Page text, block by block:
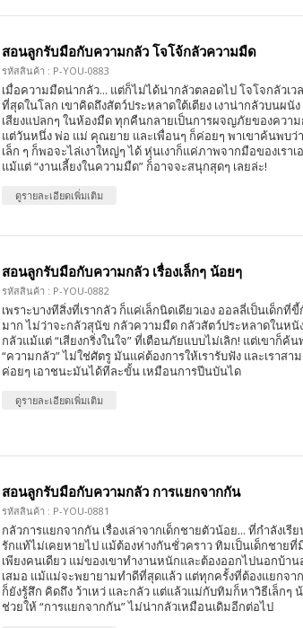
สอนลูกรับมือกับความกลัว โจโจ้กลัวความมืด
รหัสสินค้า : P-YOU-0883
เมื่อความมืดน่ากลัว... แต่ก็ไม่ได้น่ากลัวตลอดไป โจโจกลัวเว
ที่สุดในโลก เขาคิดถึงสัตว์ประหลาดใต้เตียง เงาน่ากลัวบนผนั
เสียงแปลกๆ ในห้องมืด ทุกคืนกลายเป็นการผจญภัยของความ
แต่วันหนึ่ง พ่อ แม่ คุณยาย และเพื่อนๆ ก็ค่อยๆ พาเขาค้นพบว่า
เล็ก ๆ ก็พอจะไล่เงาใหญ่ๆ ได้ หุ่นเงาก็แค่ภาพจากมือของเราเ
แม้แต่ “งานเลี้ยงในความมืด” ก็อาจจะสนุกสุดๆ เลยล่ะ!
ดูรายละเอียดเพิ่มเติม
สอนลูกรับมือกับความกลัว เรื่องเล็กๆ น้อยๆ
รหัสสินค้า : P-YOU-0882
เพราะบางทีสิ่งที่เรากลัว ก็แค่เล็กนิดเดียวเอง ออลลี่เป็นเด็กที่ขี้
มาก ไม่ว่าจะกลัวสุนัข กลัวความมืด กลัวสัตว์ประหลาดในหนั
กลัวแม้แต่ “เสียงกริ่งในใจ” ที่เตือนภัยแบบไม่เลิก! แต่เขาก็ค้น
“ความกลัว” ไม่ใช่ศัตรู มันแค่ต้องการให้เรารับฟัง และเราสา
ค่อยๆ เอาชนะมันได้ทีละขั้น เหมือนการปีนบันได
ดูรายละเอียดเพิ่มเติม
สอนลูกรับมือกับความกลัว การแยกจากกัน
รหัสสินค้า : P-YOU-0881
กลัวการแยกจากกัน เรื่องเล่าจากเด็กชายตัวน้อย... ที่กำลังเรีย
รักแท้ไม่เคยหายไป แม้ต้องห่างกันชั่วคราว ทิมเป็นเด็กชายที่
เพียงคนเดียว แม่ของเขาทำงานหนักและต้องออกไปนอกบ้าน
เสมอ แม้แม่จะพยายามทำดีที่สุดแล้ว แต่ทุกครั้งที่ต้องแยกจา
ก็ยังรู้สึก คิดถึง ว้าเหว่ และกลัว แต่แล้วแม่กับทิมก็หาวิธีเล็กๆ
ช่วยให้ “การแยกจากกัน” ไม่น่ากลัวเหมือนเดิมอีกต่อไป